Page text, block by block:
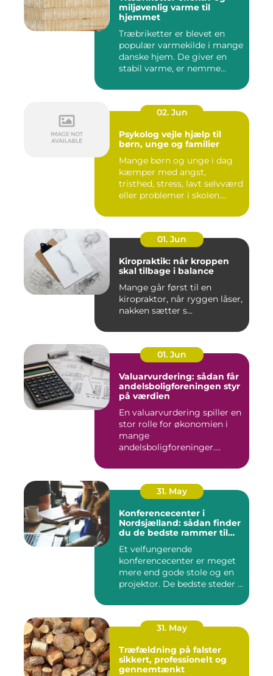
miljøvenlig varme til
hjemmet
Træbriketter er blevet en
populær varmekilde i mange
danske hjem. De giver en
stabil varme, er nemme...
02. Jun
Psykolog vejle hjælp til
børn, unge og familier
Mange børn og unge i dag
kæmper med angst,
tristhed, stress, lavt selvværd
eller problemer i skolen....
01. Jun
Kiropraktik: når kroppen
skal tilbage i balance
Mange går først til en
kiropraktor, når ryggen låser,
nakken sætter s...
01. Jun
Valuarvurdering: sådan får
andelsboligforeningen styr
på værdien
En valuarvurdering spiller en
stor rolle for økonomien i
mange
andelsboligforeninger.
31. May
Konferencecenter i
Nordsjælland: sådan finder
du de bedste rammer til
Et velfungerende
konferencecenter er meget
mere end gode stole og en
projektor. De bedste steder i
31. May
Træfældning på falster
sikkert, professionelt og
gennemtænkt